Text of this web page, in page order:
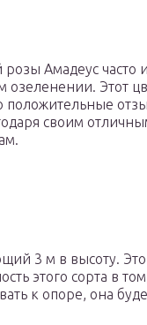
розы Амадеус часто
озеленении. Этот
положительные
своим
3 м в высоту. Это
этого сорта в
к опоре, она